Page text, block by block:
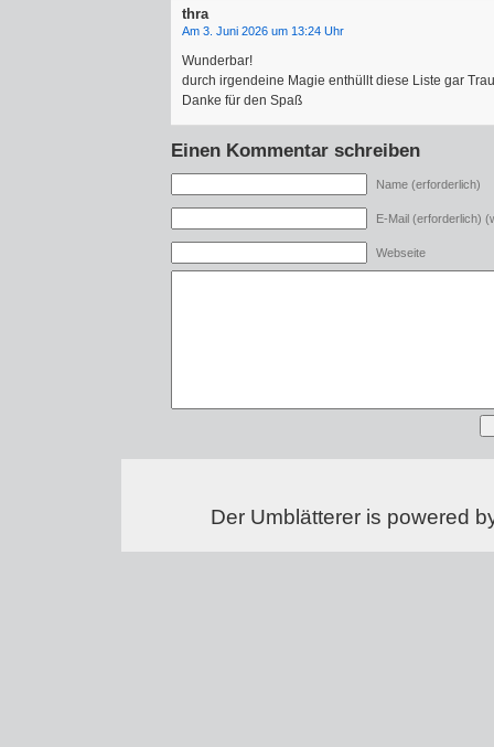
thra
Am 3. Juni 2026 um 13:24 Uhr
Wunderbar!
durch irgendeine Magie enthüllt diese Liste gar
Danke für den Spaß
Einen Kommentar schreiben
Name (erforderlich)
E-Mail (erforderlich)
Webseite
Der Umblätterer is powered